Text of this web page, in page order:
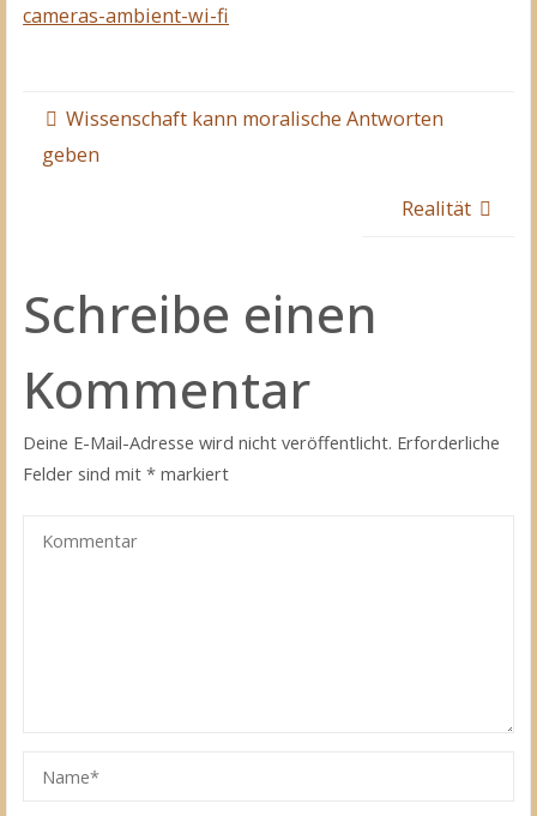
cameras-ambient-wi-fi
Wissenschaft kann moralische Antworten
geben
Realität
Schreibe einen
Kommentar
Deine E-Mail-Adresse wird nicht veröffentlicht. Erforderliche
Felder sind mit* markiert